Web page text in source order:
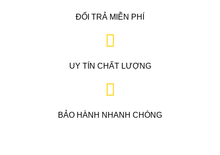
ĐỔI TRẢ MIỄN PHÍ
UY TÍN CHẤT LƯỢNG
BẢO HÀNH NHANH CHÓNG